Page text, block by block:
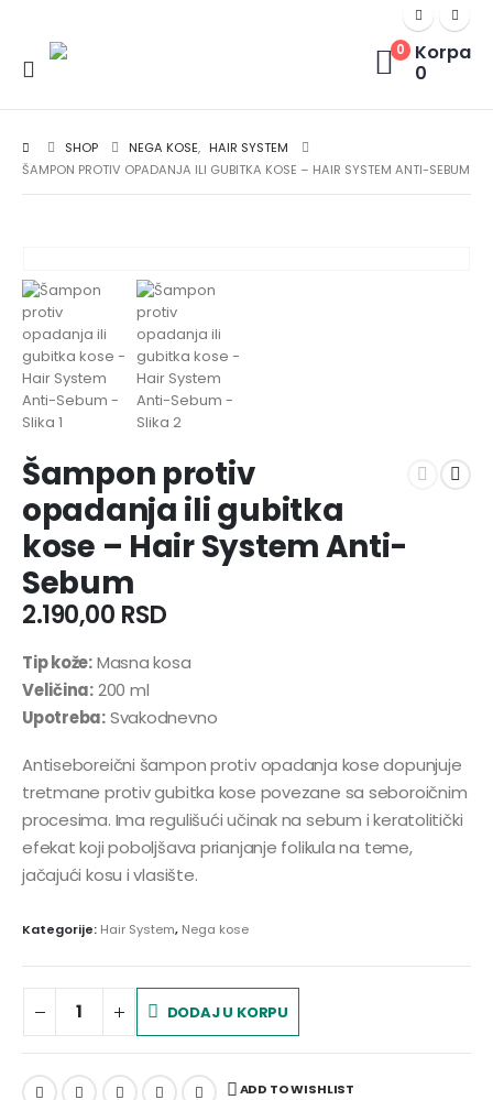
0
Korpa
0
SHOP NEGA KOSE, HAIR SYSTEM
ŠAMPON PROTIV OPADANJA ILI GUBITKA KOSE – HAIR SYSTEM ANTI-SEBUM
Šampon protiv
opadanja ili gubitka
kose – Hair System Anti-
Sebum
2.190,00 RSD
Tip kože:Masna kosa
Veličina:200 ml
Upotreba:Svakodnevno
Antiseboreični šampon protiv opadanja kose dopunjuje
tretmane protiv gubitka kose povezane sa seboroičnim
procesima. Ima regulišući učinak na sebum i keratolitički
efekat koji poboljšava prianjanje folikula na teme,
jačajući kosu i vlasište.
Kategorije: Hair System, Nega kose
DODAJ U KORPU
ADD TO WISHLIST